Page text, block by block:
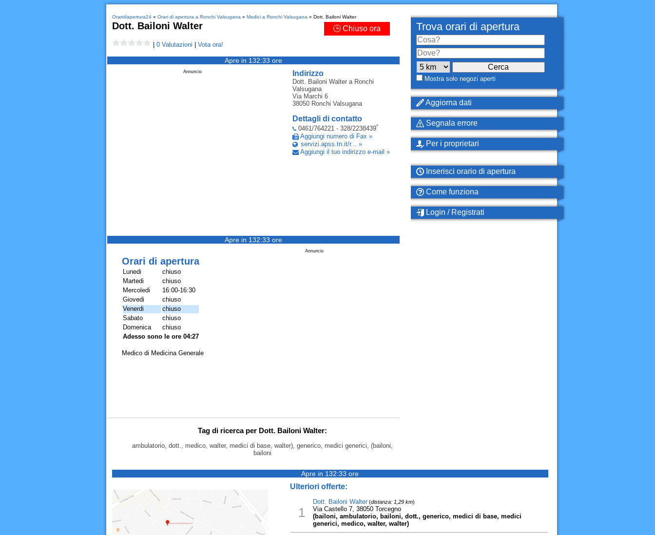
Oraridiapertura24» Orari di apertura a Ronchi Valsugana » Medici a Ronchi Valsugana » Dott. Bailoni Walter
Dott. Bailoni Walter 🕒 Chiuso ora
0 Valutazioni Vota ora!
Apre in 132:33 ore
Indirizzo
Dott. Bailoni Waltera Ronchi
Valsugana
Via Marchi 6
38050 Ronchi Valsugana
Dettagli di contatto
0461/764221 - 328/2238439*
Aggiungi numero di Fax »
servizi.apss.tn.it/r... »
Aggiungi il tuo indirizzo e-mail »
Annuncio
Apre in 132:33 ore
Annuncio
Orari di apertura
Lunedi
chiuso
Martedi
chiuso
Mercoledi
16:00-16:30
Giovedi
chiuso
Venerdi
chiuso
Sabato
chiuso
Domenica
chiuso
Adesso sono le ore 04:27
Medico di Medicina Generale
Tag di ricerca per Dott. Bailoni Walter:
ambulatorio, dott., medico, walter, medici di base, walter), generico, medici generici, (bailoni,
bailoni
Trova orari di apertura
Mostra solo negozi aperti
Aggiorna dati
Segnala errore
Per i proprietari
Inserisci orario di apertura
Come funziona
Login / Registrati
Apre in 132:33 ore
Ulteriori offerte:
1
Dott. Bailoni Walter(distanza: 1,29 km)
Via Castello 7, 38050 Torcegno
(bailoni, ambulatorio, bailoni, dott., generico, medici di base, medici
generici, medico, walter, walter)